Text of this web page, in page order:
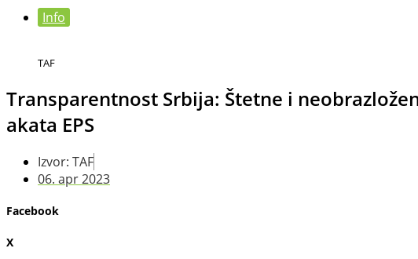
Info
TAF
Transparentnost Srbija: Štetne i
akata EPS
Izvor: TAF
06. apr 2023
Facebook
X